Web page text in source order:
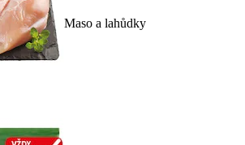
Maso a lahůdky